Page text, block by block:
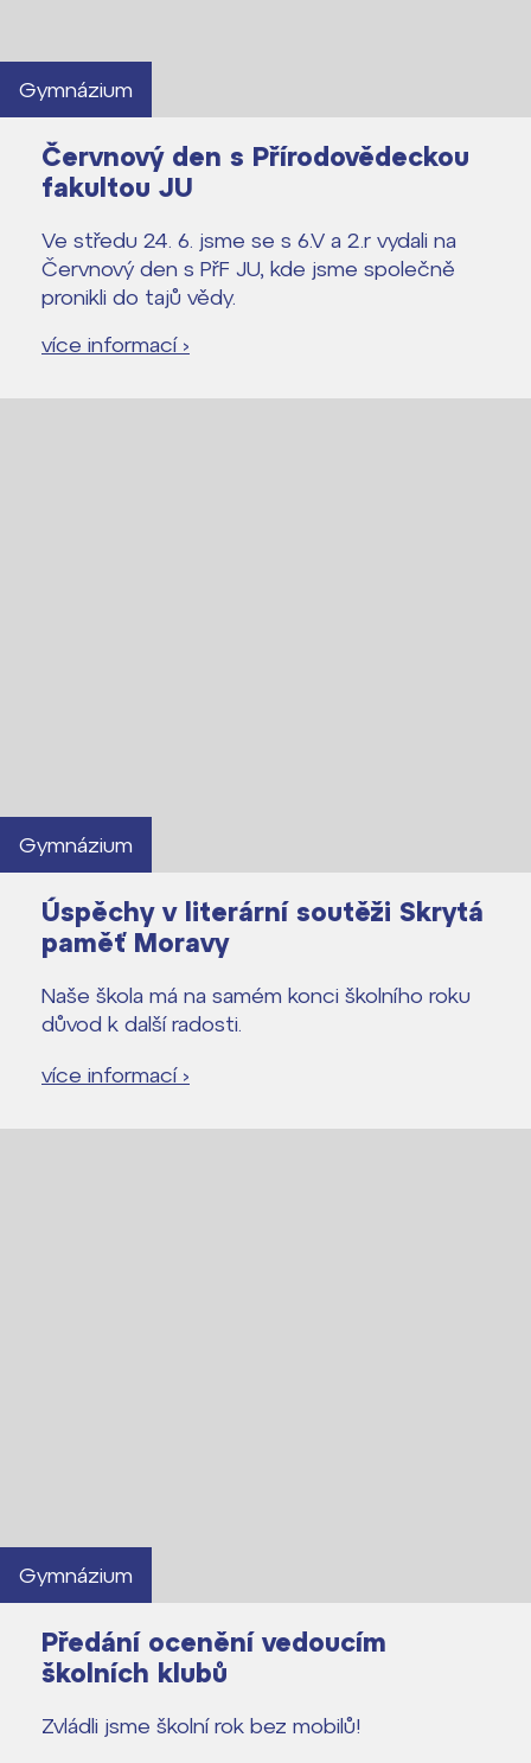
Gymnázium
Červnový den s Přírodovědeckou
fakultou JU
Ve středu 24. 6. jsme se s 6.V a 2.r vydali na
Červnový den s PřF JU, kde jsme společně
pronikli do tajů vědy.
více informací ›
Gymnázium
Úspěchy v literární soutěži Skrytá
paměť Moravy
Naše škola má na samém konci školního roku
důvod k další radosti.
více informací ›
Gymnázium
Předání ocenění vedoucím
školních klubů
Zvládli jsme školní rok bez mobilů!